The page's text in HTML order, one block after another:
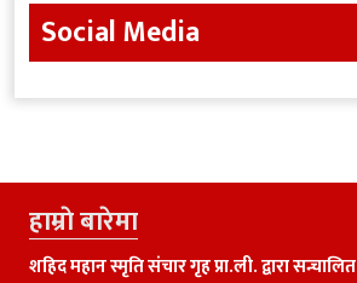
Social Media
हाम्राे बारेमा
शहिद महान स्मृति संचार गृह प्रा.ली. द्वारा सन्चालित